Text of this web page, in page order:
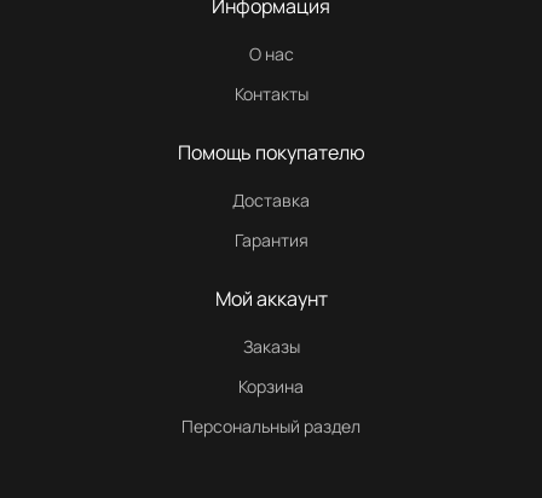
Информация
О нас
Контакты
Помощь покупателю
Доставка
Гарантия
Мой аккаунт
Заказы
Корзина
Персональный раздел